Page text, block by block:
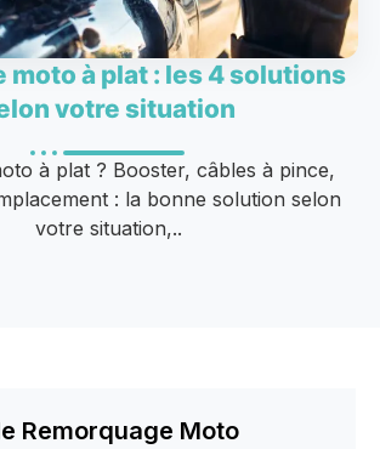
moto à plat : les 4 solutions
votre situation
à plat ? Booster, câbles à pince,
: la bonne solution selon
votre situation,..
Remorquage Moto